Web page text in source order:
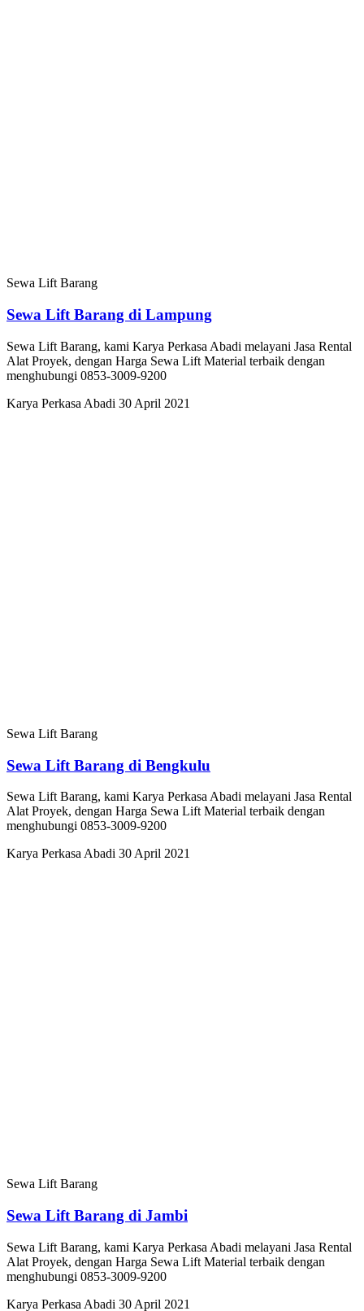
Sewa Lift Barang
Sewa Lift Barang di Lampung
Sewa Lift Barang, kami Karya Perkasa Abadi melayani Jasa Rental
Alat Proyek, dengan Harga Sewa Lift Material terbaik dengan
menghubungi 0853-3009-9200
Karya Perkasa Abadi 30 April 2021
Sewa Lift Barang
Sewa Lift Barang di Bengkulu
Sewa Lift Barang, kami Karya Perkasa Abadi melayani Jasa Rental
Alat Proyek, dengan Harga Sewa Lift Material terbaik dengan
menghubungi 0853-3009-9200
Karya Perkasa Abadi 30 April 2021
Sewa Lift Barang
Sewa Lift Barang di Jambi
Sewa Lift Barang, kami Karya Perkasa Abadi melayani Jasa Rental
Alat Proyek, dengan Harga Sewa Lift Material terbaik dengan
menghubungi 0853-3009-9200
Karya Perkasa Abadi 30 April 2021